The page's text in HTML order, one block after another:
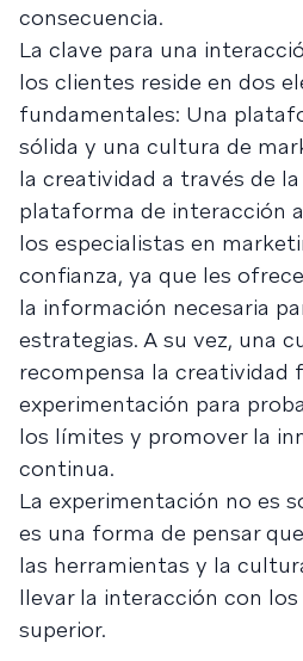
consecuencia.
La clave para una
los clientes reside en dos
fundamentales: Una
sólida y una cultura de
la creatividad a través de
plataforma de interacción
los especialistas en
confianza, ya que les
la información necesaria
estrategias. A su vez, una
recompensa la creatividad
experimentación para
los límites y promover la
continua.
La experimentación no es
es una forma de pensar
las herramientas y la
llevar la interacción con
superior.